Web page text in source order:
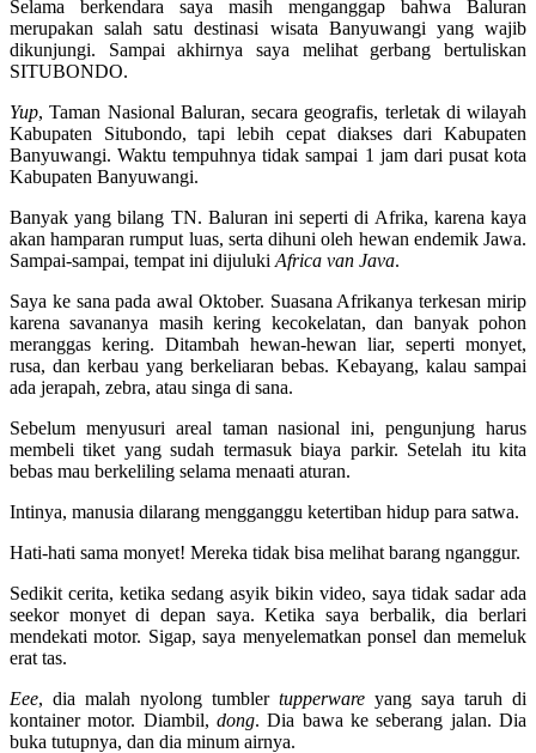
Selama berkendara saya masih menganggap bahwa Baluran
merupakan salah satu destinasi wisata Banyuwangi yang wajib
dikunjungi. Sampai akhirnya saya melihat gerbang bertuliskan
SITUBONDO.
Yup, Taman Nasional Baluran, secara geografis, terletak di wilayah
Kabupaten Situbondo, tapi lebih cepat diakses dari Kabupaten
Banyuwangi. Waktu tempuhnya tidak sampai 1 jam dari pusat kota
Kabupaten Banyuwangi.
Banyak yang bilang TN. Baluran ini seperti di Afrika, karena kaya
akan hamparan rumput luas, serta dihuni oleh hewan endemik Jawa.
Sampai-sampai, tempat ini dijuluki Africa van Java.
Saya ke sana pada awal Oktober. Suasana Afrikanya terkesan mirip
karena savananya masih kering kecokelatan, dan banyak pohon
meranggas kering. Ditambah hewan-hewan liar, seperti monyet,
rusa, dan kerbau yang berkeliaran bebas. Kebayang, kalau sampai
ada jerapah, zebra, atau singa di sana.
Sebelum menyusuri areal taman nasional ini, pengunjung harus
membeli tiket yang sudah termasuk biaya parkir. Setelah itu kita
bebas mau berkeliling selama menaati aturan.
Intinya, manusia dilarang mengganggu ketertiban hidup para satwa.
Hati-hati sama monyet! Mereka tidak bisa melihat barang nganggur.
Sedikit cerita, ketika sedang asyik bikin video, saya tidak sadar ada
seekor monyet di depan saya. Ketika saya berbalik, dia berlari
mendekati motor. Sigap, saya menyelematkan ponsel dan memeluk
erat tas.
Eee, dia malah nyolong tumbler tupperware yang saya taruh di
kontainer motor. Diambil, dong. Dia bawa ke seberang jalan. Dia
buka tutupnya, dan dia minum airnya.